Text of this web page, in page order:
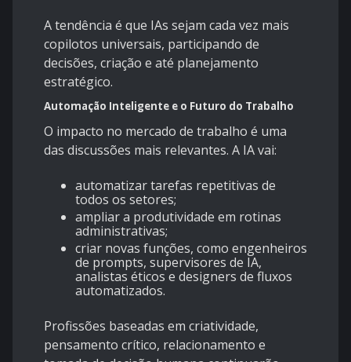
A tendência é que IAs sejam cada vez mais
copilotos universais, participando de
decisões, criação e até planejamento
estratégico.
Automação Inteligente e o Futuro do Trabalho
O impacto no mercado de trabalho é uma
das discussões mais relevantes. A IA vai:
automatizar tarefas repetitivas de
todos os setores;
ampliar a produtividade em rotinas
administrativas;
criar novas funções, como engenheiros
de prompts, supervisores de IA,
analistas éticos e designers de fluxos
automatizados.
Profissões baseadas em criatividade,
pensamento crítico, relacionamento e